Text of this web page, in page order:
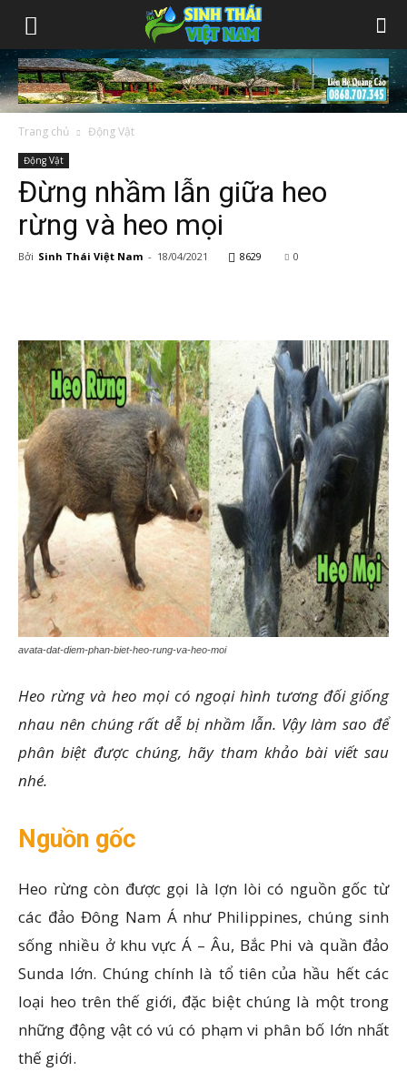
Trang chủ Động Vật
Động Vật
Đừng nhầm lẫn giữa heo
rừng và heo mọi
Bởi Sinh Thái Việt Nam - 18/04/2021 8629 0
avata-dat-diem-phan-biet-heo-rung-va-heo-moi
Heo rừng và heo mọi có ngoại hình tương đối giống
nhau nên chúng rất dễ bị nhầm lẫn. Vậy làm sao để
phân biệt được chúng, hãy tham khảo bài viết sau
nhé.
Nguồn gốc
Heo rừng còn được gọi là lợn lòi có nguồn gốc từ
các đảo Đông Nam Á như Philippines, chúng sinh
sống nhiều ở khu vực Á – Âu, Bắc Phi và quần đảo
Sunda lớn. Chúng chính là tổ tiên của hầu hết các
loại heo trên thế giới, đặc biệt chúng là một trong
những động vật có vú có phạm vi phân bố lớn nhất
thế giới.